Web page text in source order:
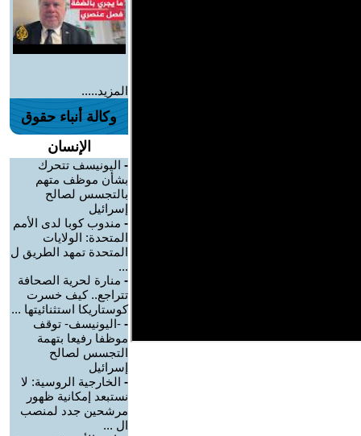
المزيد.....
وكالة أنباء حقوق
الإنسان
- اليونيسف تتحرك
بشأن موظف متهم
بالتجسس لصالح
إسرائيل
- مندوب كوبا لدى الأمم
المتحدة: الولايات
المتحدة تمهد الطريق ل
...
- منارة لحرية الصحافة
تتراجع.. كيف خسرت
كوستاريكا استثنائيتها ...
- -اليونيسف- توقف
موظفا رفيعا بتهمة
التجسس لصالح
إسرائيل
- الخارجية الروسية: لا
نستبعد إمكانية ظهور
مرشحين جدد لمنصب
ال ...